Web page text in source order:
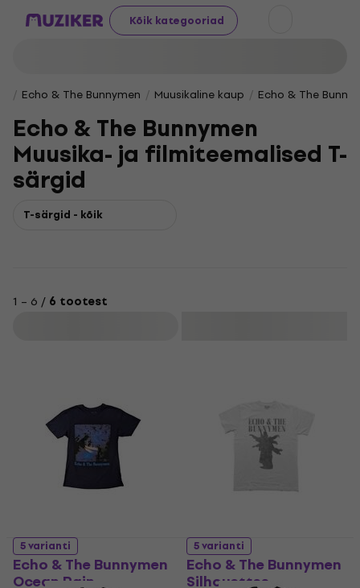
Kõik kategooriad
Echo & The Bunnymen Muusikaline kaup Echo & The
Echo & The Bunnymen
Muusika- ja filmiteemalised T-
särgid
T-särgid - kõik
1 – 6 / 6 tootest
5 varianti
Echo & The Bunnymen
Ocean Rain
5 varianti
Echo & The Bunnymen
Silhouettes